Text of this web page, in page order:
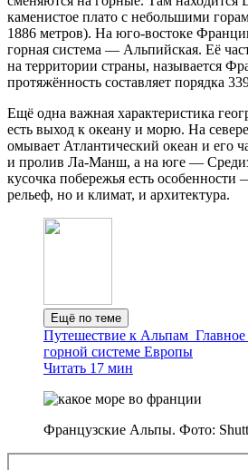
каменистое плато с небольшими
1886 метров). На юго‑востоке
горная система — Альпийская. Её
на территории страны, называется
протяжённость составляет порядка
Ещё одна важная характеристика
есть выход к океану и морю. На севере
омывает Атлантический океан и его
и пролив Ла‑Манш, а на юге —
кусочка побережья есть особенности
рельеф, но и климат, и архитектура.
Ещё по теме
Путешествие к Альпам
горной системе Европы
Читать 17 мин
Французские Альпы. Фото: